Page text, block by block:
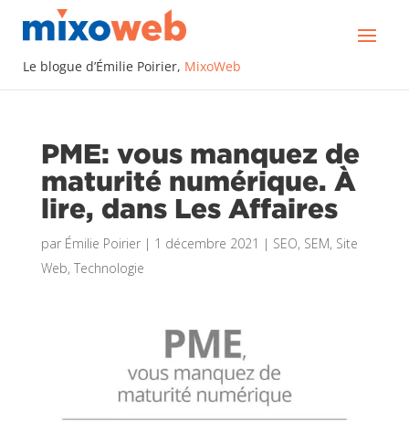
Le blogue d’Émilie Poirier, MixoWeb
PME: vous manquez de
maturité numérique. À
lire, dans Les Affaires
par Émilie Poirier| 1 décembre 2021 | SEO, SEM, Site
Web, Technologie